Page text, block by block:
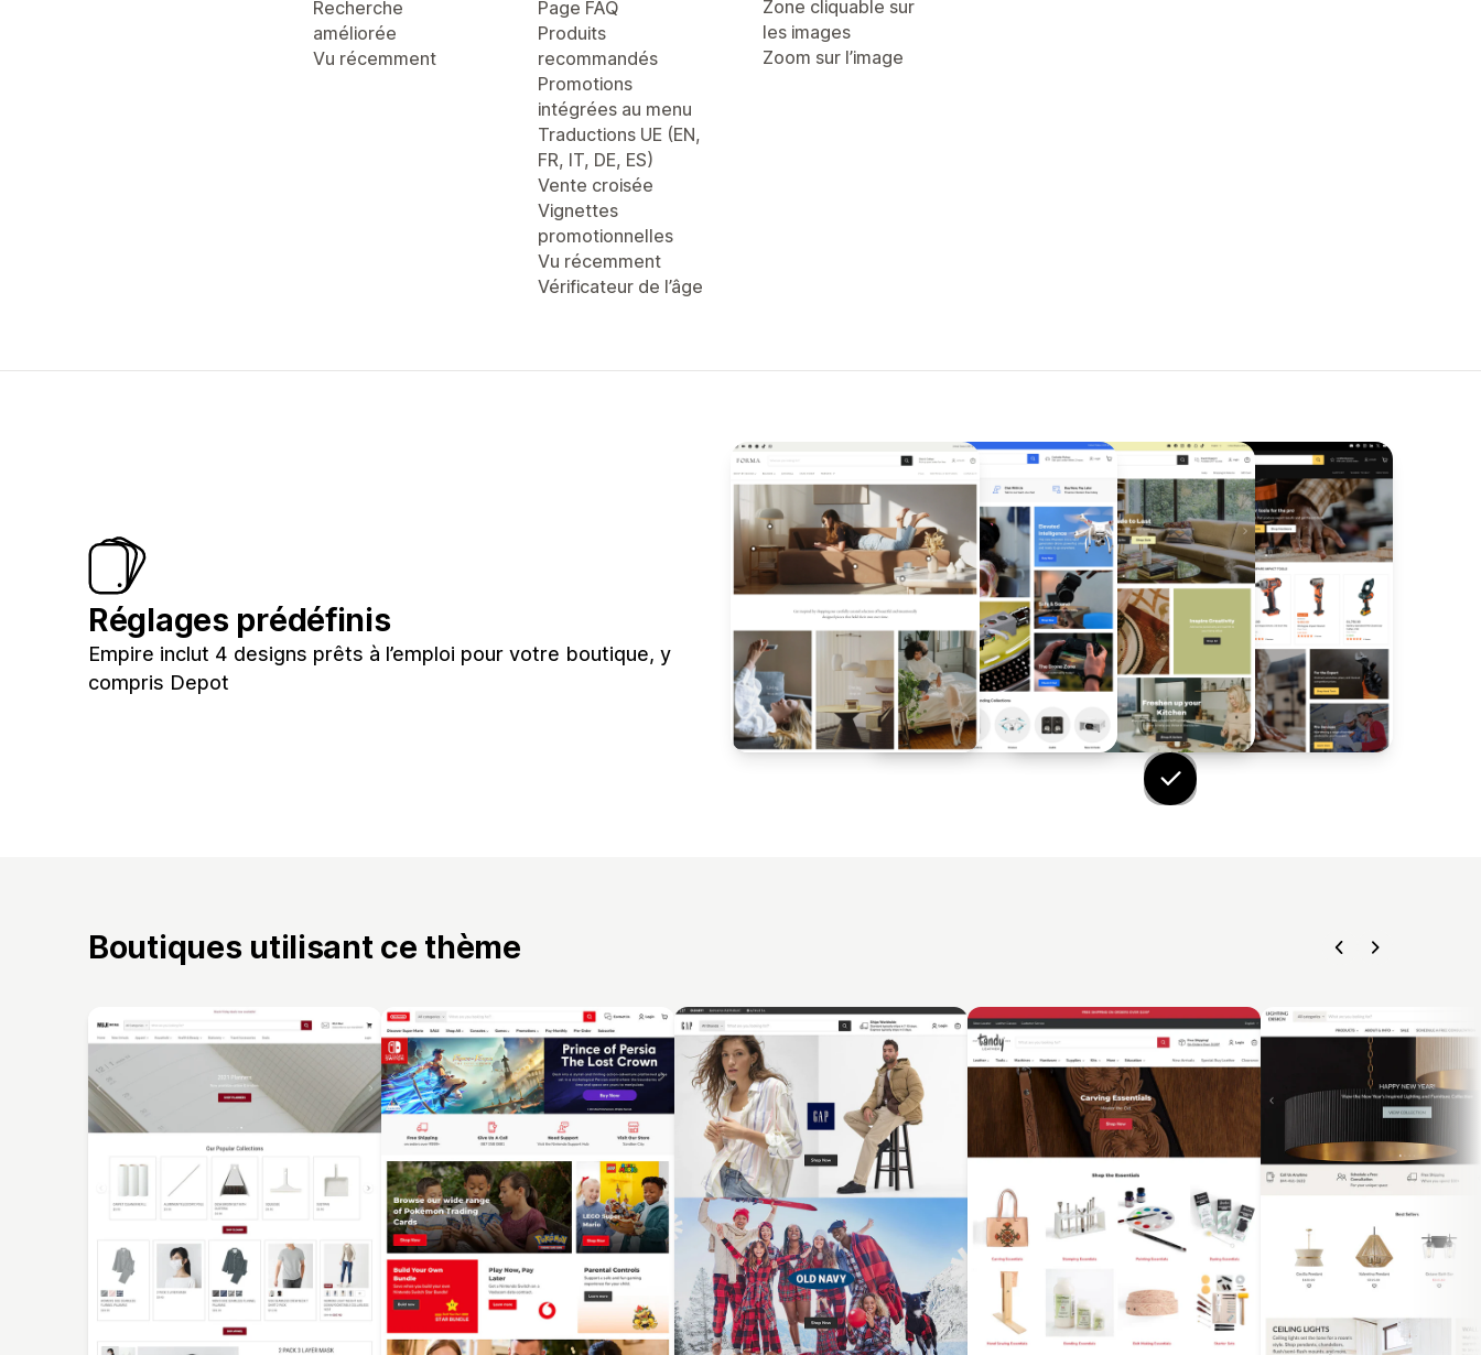
Recherche
améliorée
Vu récemment
Page FAQ
Produits
recommandés
Promotions
intégrées au menu
Traductions UE (EN,
FR, IT, DE, ES)
Vente croisée
Vignettes
promotionnelles
Vu récemment
Vérificateur de l’âge
Zone cliquable sur
les images
Zoom sur l’image
Réglages prédéfinis
Empire inclut 4 designs prêts à l’emploi pour votre boutique, y
compris Depot
Boutiques utilisant ce thème